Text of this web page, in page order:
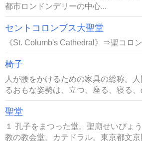
都市ロンドンデリーの中心...
セントコロンブス大聖堂
《St. Columb's Cathedral》⇒聖コロン
椅子
人が腰をかけるための家具の総称。
るおもな姿勢は、立つ、座る、寝る、
聖堂
１ 孔子をまつった堂。聖廟せいびょ
教の教会堂。カテドラル。東京都文京